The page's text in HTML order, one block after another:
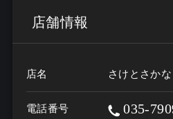
店舗情報
店名 さけとさか
電話番号 035-